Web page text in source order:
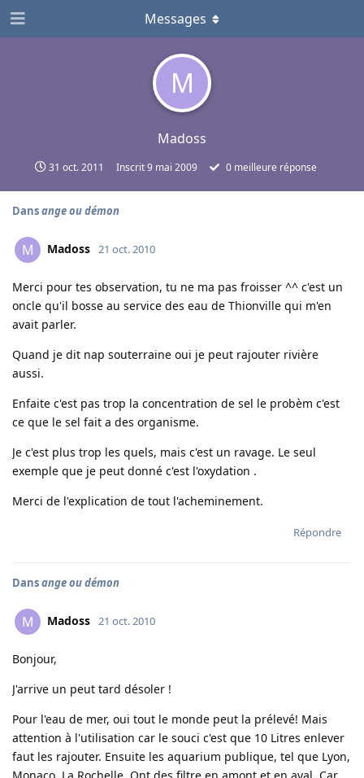
M
Madoss
31 oct. 2011 Inscrit9 mai 2009 0 meilleure réponse
Messages
Dansange ou démon
M Madoss 21 oct. 2010
Merci pour tes observation, tu ne ma pas froisser ^^ c'est un
oncle qu'il bosse au service des eau de Thionville qui m'en
avait parler.
Quand je dit nap souterraine oui je peut rajouter rivière
aussi.
Enfaite c'est pas trop la concentration de sel le probèm c'est
ce que le sel fait a des organisme.
Je c'est plus trop les quels, mais c'est un ravage. Le seul
exemple que je peut donné c'est l'oxydation .
Merci de l'explication de tout l'acheminement.
Répondre
Dansange ou démon
M Madoss 21 oct. 2010
Bonjour,
J'arrive un peut tard désoler !
Pour l'eau de mer, oui tout le monde peut la prélevé! Mais
attention à l'utilisation car le souci c'est que 10 Litres enlever
faut les rajouter. Ensuite les aquarium publique, tel que Lyon,